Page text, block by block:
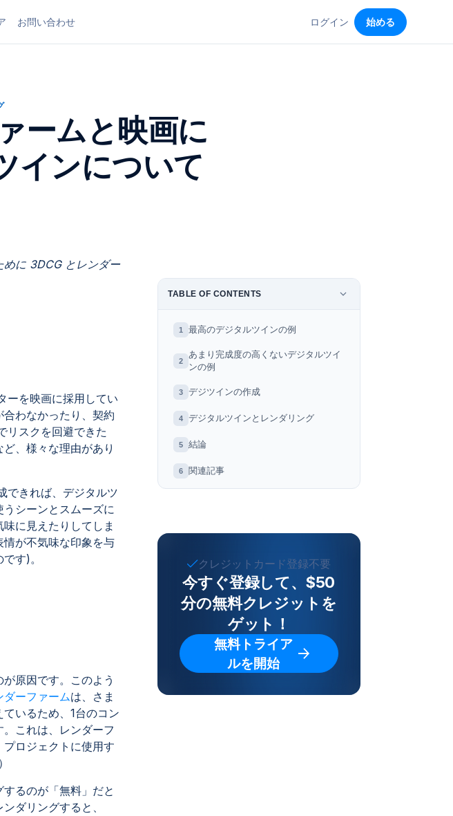
お問い合わせ ログイン 始める
ームと映画に
インについて
めに 3DCG とレンダー
ーを映画に採用してい
わなかったり、契約
リスクを回避できた
、様々な理由があり
できれば、デジタルツ
シーンとスムーズに
に見えたりしてしま
が不気味な印象を与
す)。
原因です。このよう
ダーファームは、さま
いるため、1台のコン
これは、レンダーフ
ロジェクトに使用す
るのが「無料」だと
ダリングすると、
TABLE OF CONTENTS
1 最高のデジタルツインの例
2
あまり完成度の高くないデジタルツイ
ンの例
3 デジツインの作成
4 デジタルツインとレンダリング
5 結論
6 関連記事
クレジットカード登録不要
今すぐ登録して、$50
分の無料クレジットを
ゲット！
無料トライア
ルを開始